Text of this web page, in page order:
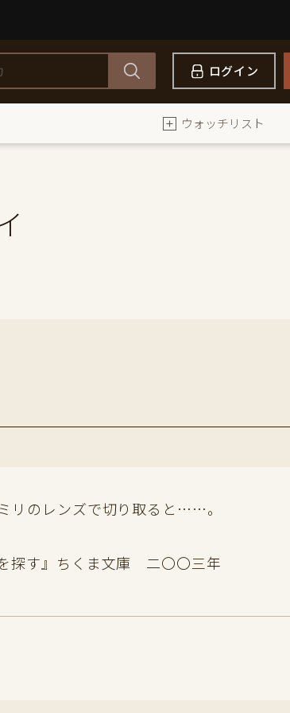
ログイン
ウォッチリスト
リのレンズで切り取ると……。
探す』ちくま文庫 二〇〇三年